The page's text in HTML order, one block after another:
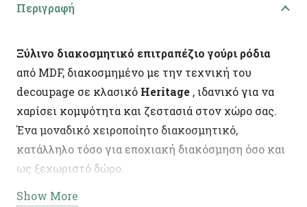
Περιγραφή
Ξύλινο διακοσμητικό επιτραπέζιο γούρι ρόδια
από MDF, διακοσμημένο με την τεχνική του
decoupage σε κλασικό Heritage , ιδανικό για να
χαρίσει κομψότητα και ζεστασιά στον χώρο σας.
Ένα μοναδικό χειροποίητο διακοσμητικό,
κατάλληλο τόσο για εποχιακή διακόσμηση όσο και
ως ξεχωριστό δώρο.
Σχεδιασμένο με προσεγμένα υλικά και
Show More